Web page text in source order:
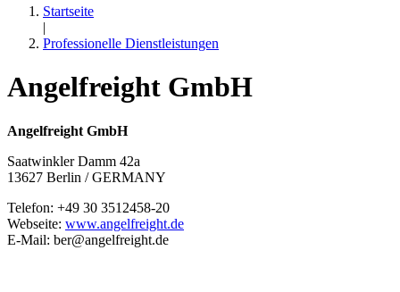
Startseite
|
Professionelle Dienstleistungen
Angelfreight GmbH
Angelfreight GmbH
Saatwinkler Damm 42a
13627 Berlin / GERMANY
Telefon: +49 30 3512458-20
Webseite: www.angelfreight.de
E-Mail: ber@angelfreight.de